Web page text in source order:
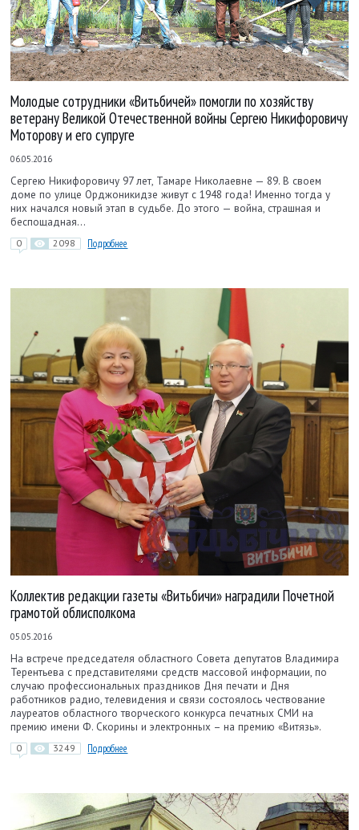
Молодые сотрудники «Витьбичей» помогли по хозяйству
ветерану Великой Отечественной войны Сергею Никифоровичу
Моторову и его супруге
06.05.2016
Сергею Никифоровичу 97 лет, Тамаре Николаевне — 89. В своем
доме по улице Орджоникидзе живут с 1948 года! Именно тогда у
них начался новый этап в судьбе. До этого — война, страшная и
беспощадная…
0 2098 Подробнее
Коллектив редакции газеты «Витьбичи» наградили Почетной
грамотой облисполкома
05.05.2016
На встрече председателя областного Совета депутатов Владимира
Терентьева с представителями средств массовой информации, по
случаю профессиональных праздников Дня печати и Дня
работников радио, телевидения и связи состоялось чествование
лауреатов областного творческого конкурса печатных СМИ на
премию имени Ф. Скорины и электронных – на премию «Витязь».
0 3249 Подробнее